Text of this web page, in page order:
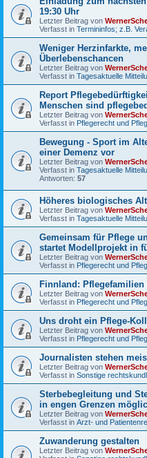
19:30 Uhr
Letzter Beitrag von
Verfasst in Termininfos; z.B.
Weniger Herzinfarkte,
Überlebenschancen
Letzter Beitrag von
Verfasst in Tagesaktuelle
Report
Menschen sind
Letzter Beitrag von
Verfasst in Pflegerecht und
Bewegung - Sport im
einer Demenz vor
Letzter Beitrag von
Verfasst in Tagesaktuelle
Antworten: 57
Höheres biologisches
Letzter Beitrag von
Verfasst in Tagesaktuelle
Gemeinsam für Pflege
startet Modellprojekt in
Letzter Beitrag von
Verfasst in Pflegerecht und
Finnland: Pflegefamilien
Letzter Beitrag von
Verfasst in Pflegerecht und
Uns droht ein Pflege-
Letzter Beitrag von
Verfasst in Pflegerecht und
Journalisten stehen
Letzter Beitrag von
Verfasst in Sonstige
Sterbebegleitung und
in engen Grenzen
Letzter Beitrag von
Verfasst in Arzt- und
Zuwanderung gestalten
Letzter Beitrag von